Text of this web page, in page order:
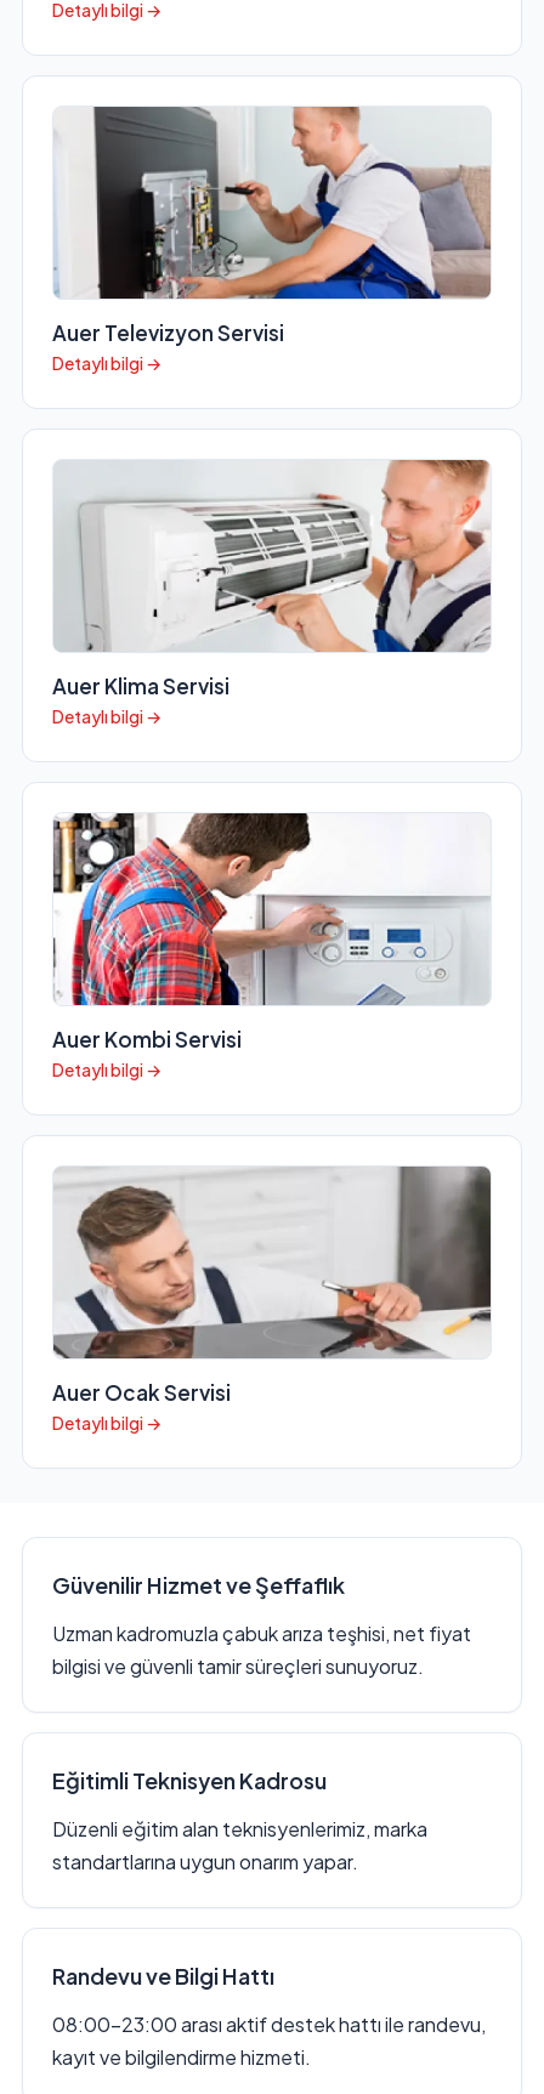
Detaylı bilgi →
Auer Televizyon Servisi
Detaylı bilgi →
Auer Klima Servisi
Detaylı bilgi →
Auer Kombi Servisi
Detaylı bilgi →
Auer Ocak Servisi
Detaylı bilgi →
Güvenilir Hizmet ve Şeffaflık
Uzman kadromuzla çabuk arıza teşhisi, net fiyat
bilgisi ve güvenli tamir süreçleri sunuyoruz.
Eğitimli Teknisyen Kadrosu
Düzenli eğitim alan teknisyenlerimiz, marka
standartlarına uygun onarım yapar.
Randevu ve Bilgi Hattı
08:00–23:00 arası aktif destek hattı ile randevu,
kayıt ve bilgilendirme hizmeti.